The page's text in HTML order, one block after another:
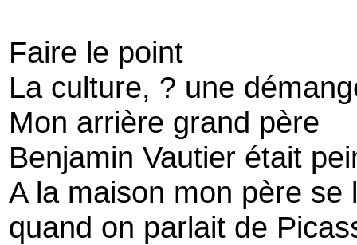
Faire le point
La culture, ? une
Mon arrière grand père
Benjamin Vautier était
A la maison mon père se
quand on parlait de